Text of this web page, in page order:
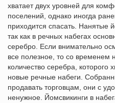
хватает двух уровней для
поселений, однако иногда
приходится спасать. Нанятые
так как в речных набегах
серебро. Если внимательно
все полезное, то со временем
количество серебра, которого
новые речные набеги.
продавать торговцам, они с
ненужное. Йомсвикинги в